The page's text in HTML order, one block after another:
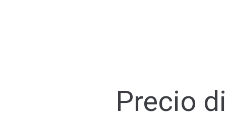
Precio